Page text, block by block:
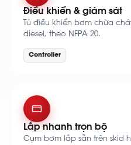
Điều khiển & giám sát
Tủ điều khiển bơm chữa
diesel, theo NFPA 20.
Controller
Lắp nhanh trọn bộ
Cụm bơm lắp sẵn trên skid